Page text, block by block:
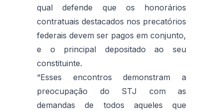
qual defende que os honorários
contratuais destacados nos precatórios
federais devem ser pagos em conjunto,
e o principal depositado ao seu
constituinte.
“Esses encontros demonstram a
preocupação do STJ com as
demandas de todos aqueles que